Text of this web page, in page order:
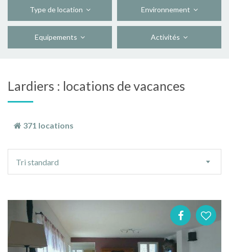
Type de location Environnement
Equipements Activités
Lardiers : locations de vacances
371 locations
tri
Tri standard